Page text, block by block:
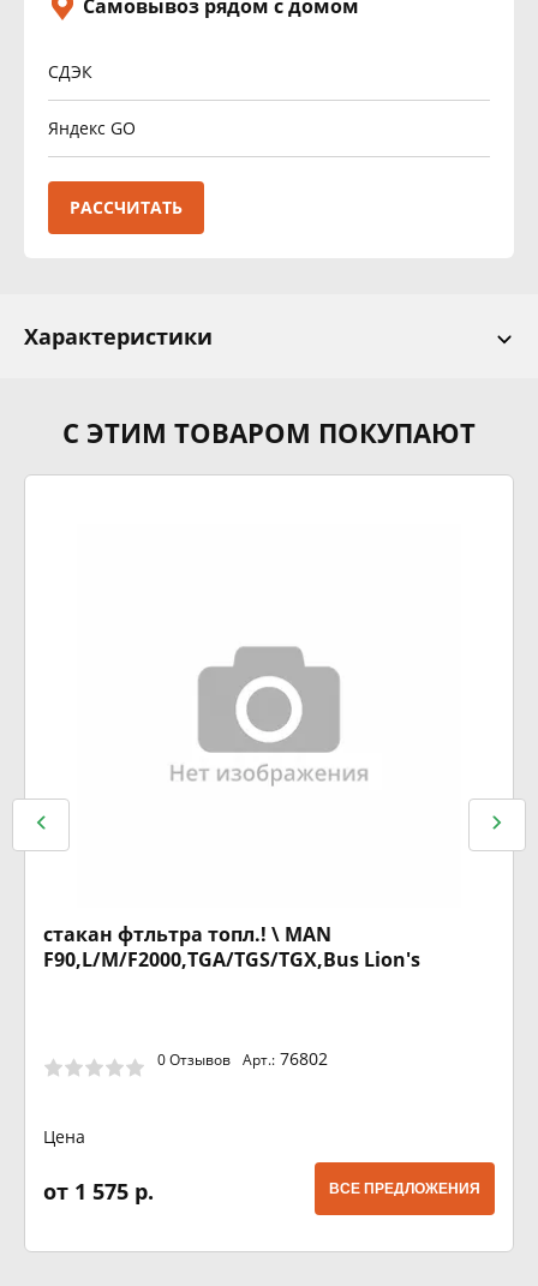
Самовывоз рядом с домом
СДЭК
Яндекс GO
РАССЧИТАТЬ
Характеристики
С ЭТИМ ТОВАРОМ ПОКУПАЮТ
стакан фтльтра топл.! \ MAN
F90,L/M/F2000,TGA/TGS/TGX,Bus Lion's
0 Отзывов Арт.: 76802
Цена
от 1 575 р. ВСЕ ПРЕДЛОЖЕНИЯ